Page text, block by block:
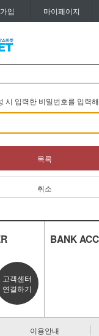
입 마이페이지
시 입력한 비밀번호를 입력
목록
취소
고객센터
연결하기
BANK
이용안내